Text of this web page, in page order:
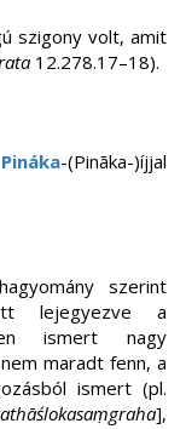
szigony volt, amit
12.278.17–18).
Pináka-(Pināka-)íjjal
szerint
lejegyezve a
ismert nagy
maradt fenn, a
ismert (pl.
],